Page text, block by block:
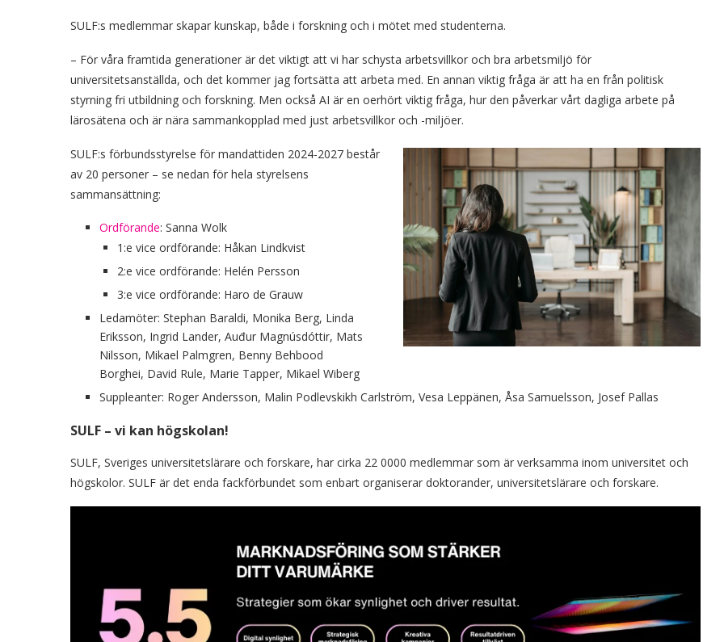
SULF:s medlemmar skapar kunskap, både i forskning och i mötet med studenterna.
– För våra framtida generationer är det viktigt att vi har schysta arbetsvillkor och bra arbetsmiljö för
universitetsanställda, och det kommer jag fortsätta att arbeta med. En annan viktig fråga är att ha en från politisk
styrning fri utbildning och forskning. Men också AI är en oerhört viktig fråga, hur den påverkar vårt dagliga arbete på
lärosätena och är nära sammankopplad med just arbetsvillkor och -miljöer.
SULF:s förbundsstyrelse för mandattiden 2024-2027 består
av 20 personer – se nedan för hela styrelsens
sammansättning:
Ordförande: Sanna Wolk
1:e vice ordförande: Håkan Lindkvist
2:e vice ordförande: Helén Persson
3:e vice ordförande: Haro de Grauw
Ledamöter: Stephan Baraldi, Monika Berg, Linda
Eriksson, Ingrid Lander, Auđur Magnúsdóttir, Mats
Nilsson, Mikael Palmgren, Benny Behbood
Borghei, David Rule, Marie Tapper, Mikael Wiberg
Suppleanter: Roger Andersson, Malin Podlevskikh Carlström, Vesa Leppänen, Åsa Samuelsson, Josef Pallas
SULF – vi kan högskolan!
SULF, Sveriges universitetslärare och forskare, har cirka 22 0000 medlemmar som är verksamma inom universitet och
högskolor. SULF är det enda fackförbundet som enbart organiserar doktorander, universitetslärare och forskare.